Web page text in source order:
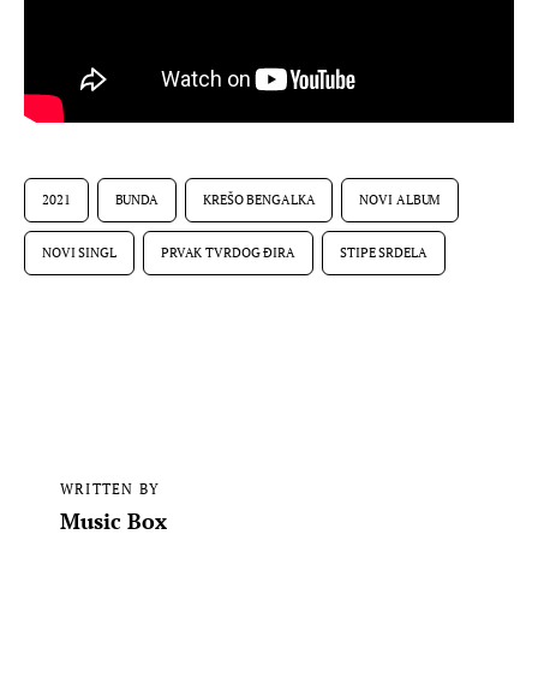
2021 BUNDA KREŠO BENGALKA NOVI ALBUM
NOVI SINGL PRVAK TVRDOG ĐIRA STIPE SRDELA
WRITTEN BY
Music Box